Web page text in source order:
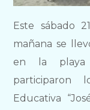
Este sábado
mañana se
en la playa
participaron
Educativa